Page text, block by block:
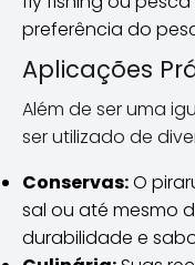
preferência do
Aplicações
Além de ser uma
ser utilizado de
Conservas:O
sal ou até mesmo
durabilidade e